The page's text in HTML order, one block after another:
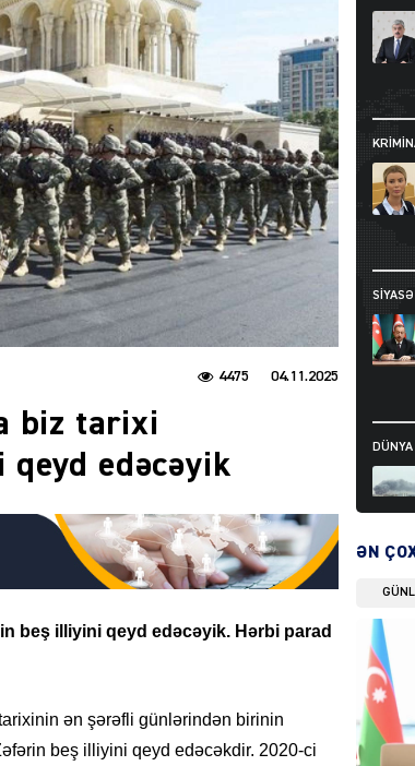
04.11.2025
4475
biz tarixi
edəcəyik
beş illiyini qeyd edəcəyik. Hərbi parad
ən şərəfli günlərindən birinin
beş illiyini qeyd edəcəkdir. 2020-ci
DÜNYA
ƏN